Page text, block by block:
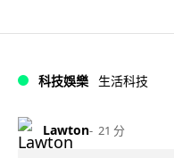
科技娛樂 生活科技
Lawton 21 分